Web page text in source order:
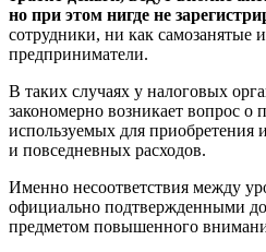
но при этом нигде не
сотрудники, ни как самозанятые
предприниматели.
В таких случаях у налоговых
закономерно возникает вопрос о
используемых для приобретения
и повседневных расходов.
Именно несоответствия между
официально подтвержденными
предметом повышенного